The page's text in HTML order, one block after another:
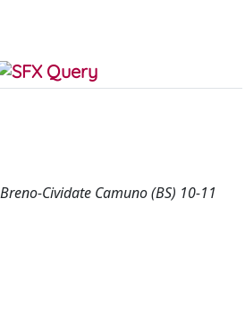
Cividate Camuno (BS) 10-11